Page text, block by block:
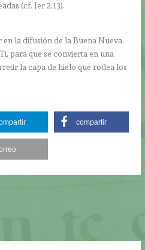
(cf. Jer 2,13).
la difusión de la Buena Nueva.
para que se convierta en una
la capa de hielo que rodea los
compartir